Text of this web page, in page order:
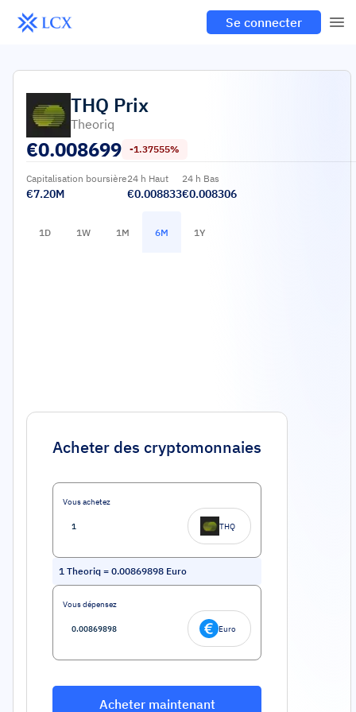
Se connecter
THQ Prix
Theoriq
€0.008699 -1.37555%
Capitalisation boursière
€7.20M
24 h Haut
€0.008833
24 h Bas
€0.008306
1D 1W 1M 6M 1Y
Acheter des cryptomonnaies
Vous achetez
THQ
1 Theoriq = 0.00869898 Euro
Vous dépensez
Euro
Acheter maintenant